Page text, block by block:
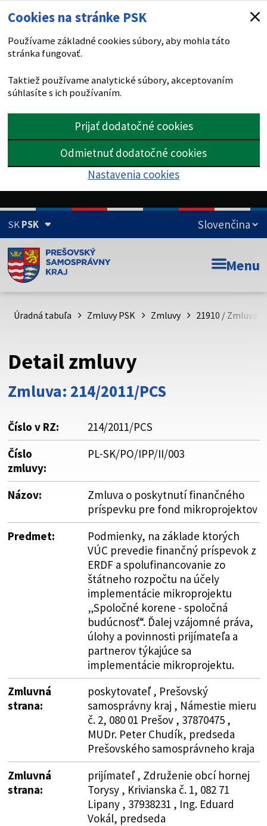
Cookies na stránke PSK
Používame základné cookies súbory, aby mohla táto
stránka fungovať.
Taktiež používame analytické súbory, akceptovaním
súhlasíte s ich používaním.
Prijať dodatočné cookies
Odmietnuť dodatočné cookies
Nastavenia cookies
SKPSK
Doména psk.sk je oficiálna
Toto je oficiálna webová stránka Prešovského
psk.sk.
Buďte pozorní a vždy sa uistite, že zdieľate informácie iba
cez zabezpečenú webovú stránku. Zabezpečená stránka
vždy začína https:// pred názvom domény webového sídla.
Menu
Úradná tabuľa Zmluvy PSK Zmluvy 21910 / Zmluva
Detail zmluvy
Zmluva: 214/2011/PCS
Číslo v RZ:
214/2011/PCS
Číslo
zmluvy:
PL-SK/PO/IPP/II/003
Názov:
Zmluva o poskytnutí finančného
príspevku pre fond mikroprojektov
Predmet:
Podmienky, na základe ktorých
VÚC prevedie finančný príspevok z
ERDF a spolufinancovanie zo
štátneho rozpočtu na účely
implementácie mikroprojektu
„Spoločné korene - spoločná
budúcnosť“. Ďalej vzájomné práva,
úlohy a povinnosti prijímateľa a
partnerov týkajúce sa
implementácie mikroprojektu.
Zmluvná
strana:
poskytovateľ , Prešovský
samosprávny kraj , Námestie mieru
č. 2, 080 01 Prešov , 37870475 ,
MUDr. Peter Chudík, predseda
Prešovského samosprávneho kraja
Zmluvná
strana:
prijímateľ , Združenie obcí hornej
Torysy , Krivianska č. 1, 082 71
Lipany , 37938231 , Ing. Eduard
Vokál, predseda